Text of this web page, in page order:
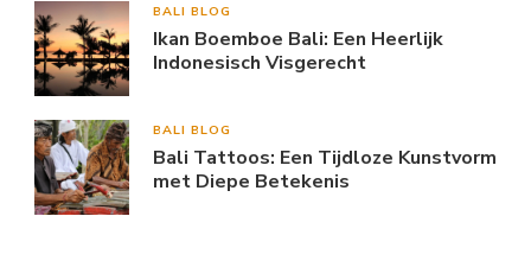
BALI BLOG
Ikan Boemboe Bali: Een Heerlijk
Indonesisch Visgerecht
BALI BLOG
Bali Tattoos: Een Tijdloze Kunstvorm
met Diepe Betekenis